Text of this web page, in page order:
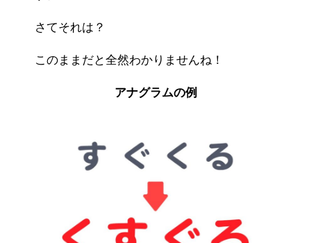
さてそれは？
このままだと全然わかりませんね！
アナグラムの例